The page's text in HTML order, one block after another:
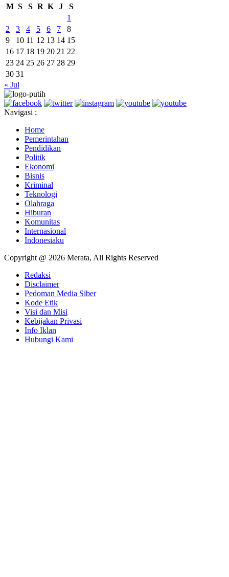
M S S R K J
S
1
2
3 4 5 6 7
8
9
10 11 12 13 14 15
16 17 18 19 20 21 22
23 24 25 26 27 28 29
30 31
« Jul
Navigasi :
Home
Pemerintahan
Pendidikan
Politik
Ekonomi
Bisnis
Kriminal
Teknologi
Olahraga
Hiburan
Komunitas
Internasional
Indonesiaku
Copyright @ 2026 Merata, All Rights Reserved
Redaksi
Disclaimer
Pedoman Media Siber
Kode Etik
Visi dan Misi
Kebijakan Privasi
Info Iklan
Hubungi Kami